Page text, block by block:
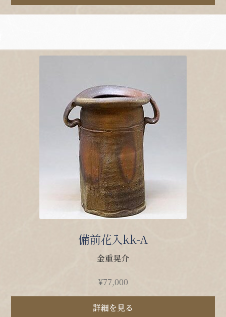
備前花入kk-A
金重晃介
¥77,000
詳細を見る